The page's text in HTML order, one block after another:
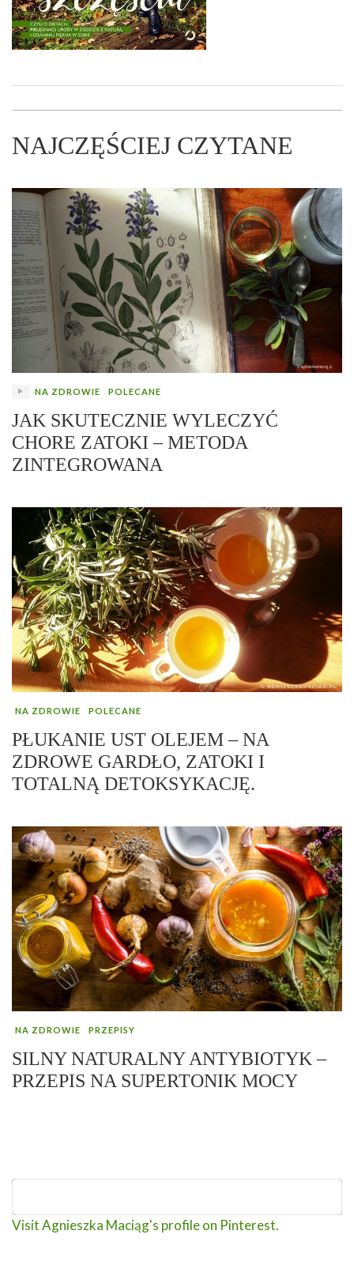
NAJCZĘŚCIEJ CZYTANE
NA ZDROWIE POLECANE
JAK SKUTECZNIE WYLECZYĆ
CHORE ZATOKI – METODA
ZINTEGROWANA
NA ZDROWIE POLECANE
PŁUKANIE UST OLEJEM – NA
ZDROWE GARDŁO, ZATOKI I
TOTALNĄ DETOKSYKACJĘ.
NA ZDROWIE PRZEPISY
SILNY NATURALNY ANTYBIOTYK –
PRZEPIS NA SUPERTONIK MOCY
Visit Agnieszka Maciąg's profile on Pinterest.